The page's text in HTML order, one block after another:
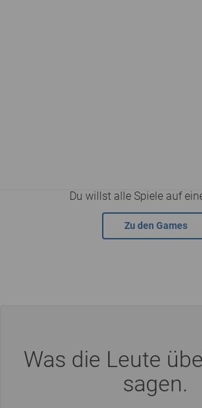
Du willst alle Spiele auf
Zu den Games
Was die Leute
sagen.